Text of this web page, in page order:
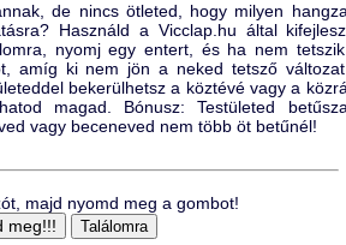
de nincs ötleted, hogy milyen
Használd a Vicclap.hu által
nyomj egy entert, és ha nem
amíg ki nem jön a neked tetsző
bekerülhetsz a köztévé vagy a
magad. Bónusz: Testületed
vagy beceneved nem több öt betűnél!
majd nyomd meg a gombot!
Találomra